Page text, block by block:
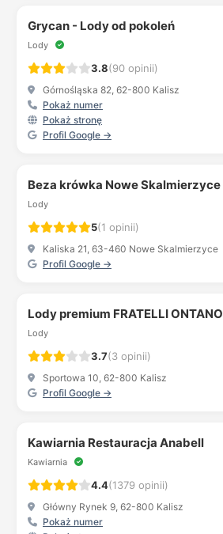
Grycan - Lody od pokoleń
Lody
3.8(90 opinii)
Górnośląska 82, 62-800 Kalisz
Pokaż numer
Pokaż stronę
Profil Google →
Beza krówka Nowe Skalmierzyce
Lody
5(1 opinii)
Kaliska 21, 63-460 Nowe Skalmierzyce
Profil Google →
Lody premium FRATELLI ONTANO
Lody
3.7(3 opinii)
Sportowa 10, 62-800 Kalisz
Profil Google →
Kawiarnia Restauracja Anabell
Kawiarnia
4.4(1379 opinii)
Główny Rynek 9, 62-800 Kalisz
Pokaż numer